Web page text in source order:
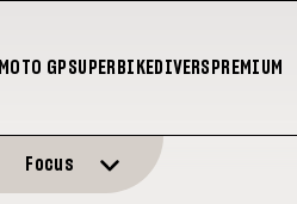
MOTO GPSUPERBIKEDIVERS PREMIUM
Focus